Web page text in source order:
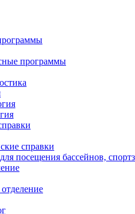
программы
справки
посещения бассейнов,